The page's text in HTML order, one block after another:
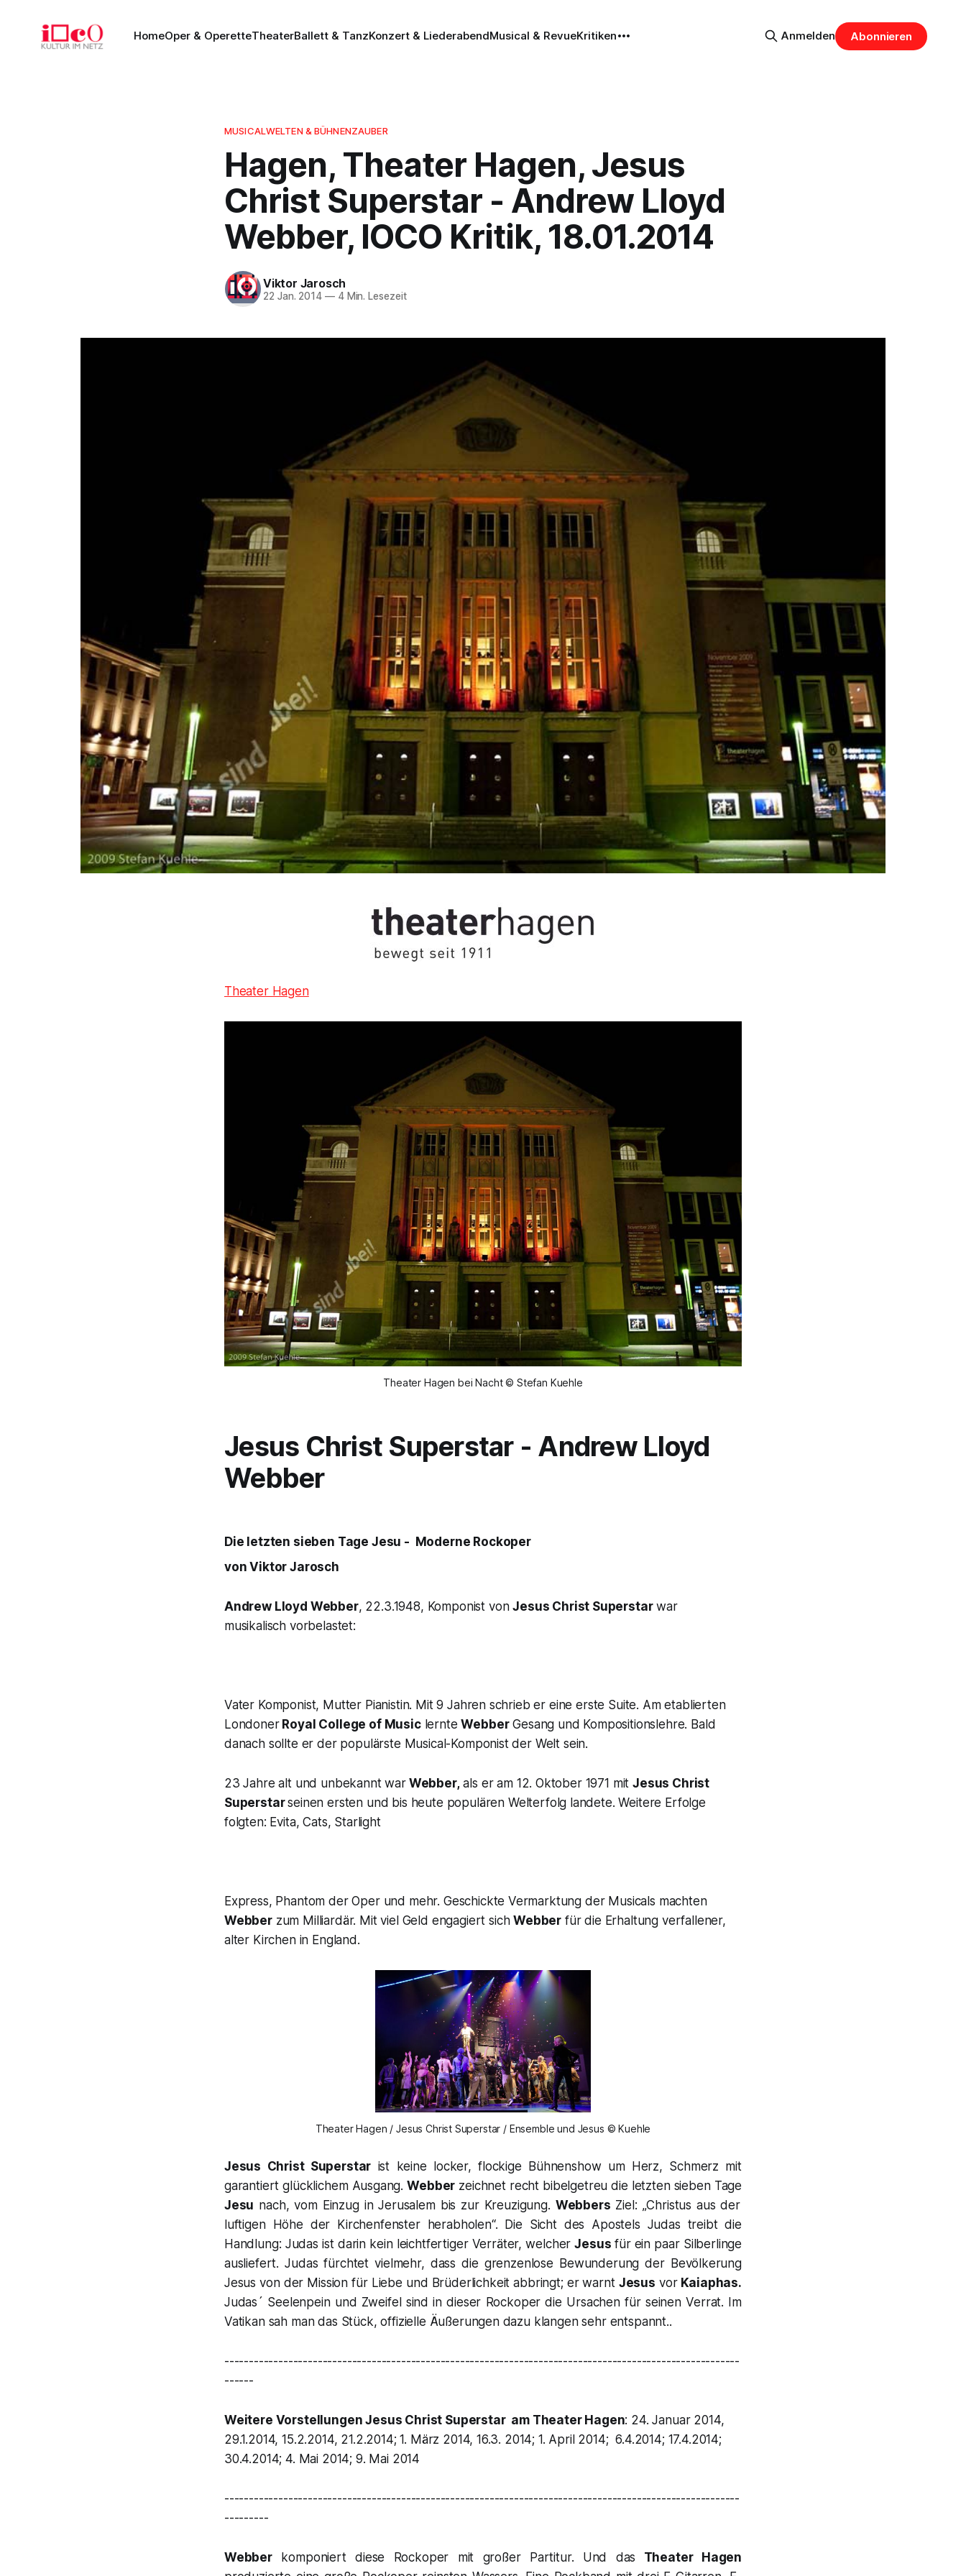
HomeOper & OperetteTheaterBallett & TanzKonzert & LiederabendMusical & RevueKritiken Anmelden Abonnieren
MUSICALWELTEN & BÜHNENZAUBER
Hagen, Theater Hagen, Jesus
Christ Superstar - Andrew Lloyd
Webber, IOCO Kritik, 18.01.2014
Viktor Jarosch
22 Jan. 2014 —4 Min. Lesezeit
Theater Hagen
Theater Hagen bei Nacht © Stefan Kuehle
Jesus Christ Superstar- Andrew Lloyd
Webber
Die letzten sieben Tage Jesu - Moderne Rockoper
von Viktor Jarosch
Andrew Lloyd Webber, 22.3.1948, Komponist vonJesus Christ Superstarwar
musikalisch vorbelastet:
Vater Komponist, Mutter Pianistin. Mit 9 Jahren schrieb er eine erste Suite. Am etablierten
LondonerRoyal College of MusiclernteWebberGesang und Kompositionslehre. Bald
danach sollte er der populärste Musical-Komponist der Welt sein.
23 Jahre alt und unbekannt warWebber,als er am 12. Oktober 1971 mitJesus Christ
Superstarseinen ersten und bis heute populären Welterfolg landete. Weitere Erfolge
folgten: Evita, Cats, Starlight
Express, Phantom der Oper und mehr. Geschickte Vermarktung der Musicals machten
Webberzum Milliardär. Mit viel Geld engagiert sichWebber für die Erhaltung verfallener,
alter Kirchen in England.
Theater Hagen / Jesus Christ Superstar / Ensemble und Jesus © Kuehle
Jesus Christ Superstar ist keine locker, flockige Bühnenshow um Herz, Schmerz mit
garantiert glücklichem Ausgang.Webber zeichnet recht bibelgetreu die letzten sieben Tage
Jesu nach, vom Einzug in Jerusalem bis zur Kreuzigung. Webbers Ziel: „Christus aus der
luftigen Höhe der Kirchenfenster herabholen“. Die Sicht des Apostels Judas treibt die
Handlung: Judas ist darin kein leichtfertiger Verräter, welcherJesus für ein paar Silberlinge
ausliefert.Judas fürchtet vielmehr, dass die grenzenlose Bewunderung der Bevölkerung
Jesus von der Mission für Liebe und Brüderlichkeit abbringt; er warnt Jesus vorKaiaphas.
Judas´ Seelenpein und Zweifel sind in dieser Rockoper die Ursachen für seinen Verrat. Im
Vatikan sah man das Stück, offizielle Äußerungen dazu klangen sehr entspannt..
---------------------------------------------------------------------------------------------------------
------
Weitere Vorstellungen Jesus Christ Superstaram Theater Hagen: 24. Januar 2014,
29.1.2014, 15.2.2014, 21.2.2014; 1. März 2014, 16.3. 2014; 1. April 2014; 6.4.2014; 17.4.2014;
30.4.2014; 4. Mai 2014; 9. Mai 2014
---------------------------------------------------------------------------------------------------------
---------
Webberkomponiert diese Rockoper mit großer Partitur. Und das Theater Hagen